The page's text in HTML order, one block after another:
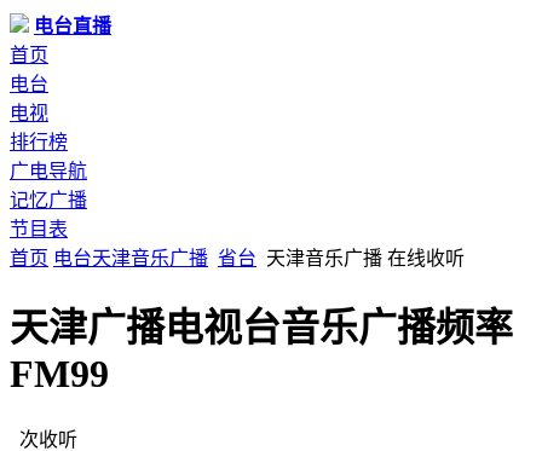
电台直播
首页
电台
电视
排行榜
广电导航
记忆广播
节目表
首页 电台天津音乐广播 省台 天津音乐广播 在线收听
天津广播电视台音乐广播频率
FM99
次收听